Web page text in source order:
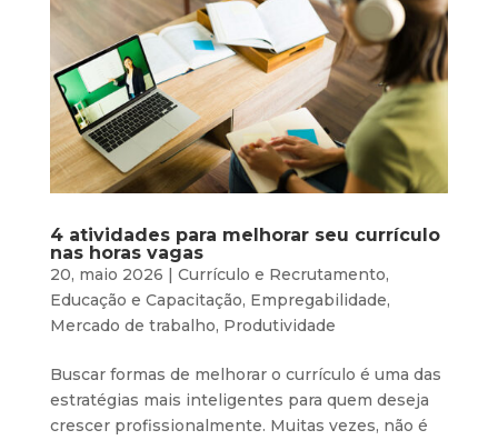
4 atividades para melhorar seu currículo
nas horas vagas
20, maio 2026 Currículo e Recrutamento,
Educação e Capacitação, Empregabilidade,
Mercado de trabalho, Produtividade
Buscar formas de melhorar o currículo é uma das
estratégias mais inteligentes para quem deseja
crescer profissionalmente. Muitas vezes, não é